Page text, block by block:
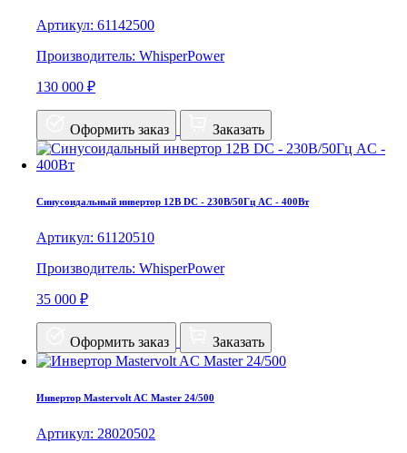
Артикул: 61142500
Производитель: WhisperPower
130 000 ₽
Оформить заказ Заказать
Синусоидальный инвертор 12В DC - 230В/50Гц AC - 400Вт
Артикул: 61120510
Производитель: WhisperPower
35 000 ₽
Оформить заказ Заказать
Инвертор Mastervolt AC Master 24/500
Артикул: 28020502